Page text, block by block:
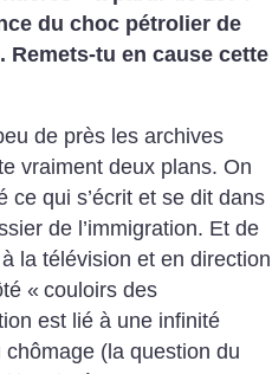
du choc pétrolier de
Remets-tu en cause cette
de près les archives
vraiment deux plans. On
ce qui s’écrit et se dit dans
de l’immigration. Et de
la télévision et en direction
« couloirs des
est lié à une infinité
(la question du